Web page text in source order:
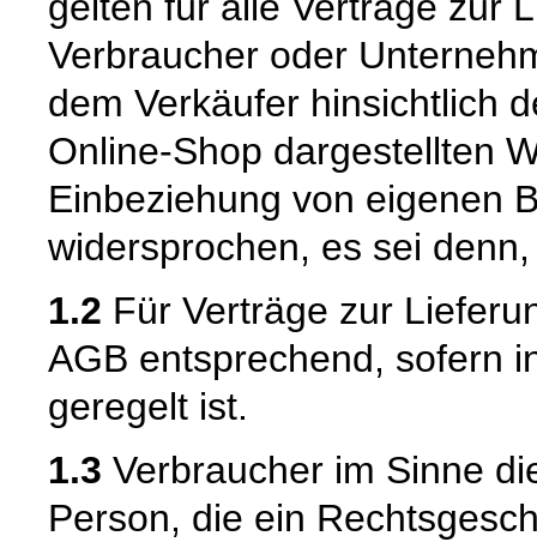
Verbraucher oder
dem Verkäufer hinsichtlich
Online-Shop dargestellten
Einbeziehung von eigenen
widersprochen, es sei
1.2 Für Verträge zur
AGB entsprechend, sofern
geregelt ist.
1.3 Verbraucher im Sinne
Person, die ein